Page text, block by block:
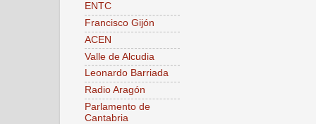
ENTC
Francisco Gijón
ACEN
Valle de Alcudia
Leonardo Barriada
Radio Aragón
Parlamento de
Cantabria